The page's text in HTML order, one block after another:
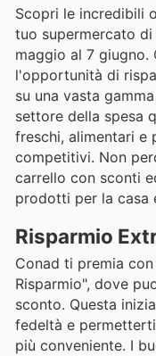
Scopri le incredibili
tuo supermercato
maggio al 7
l'opportunità di
su una vasta
settore della spesa
freschi, alimentari e
competitivi. Non
carrello con sconti
prodotti per la casa
Risparmio
Conad ti premia
Risparmio", dove
sconto. Questa
fedeltà e
più conveniente. I